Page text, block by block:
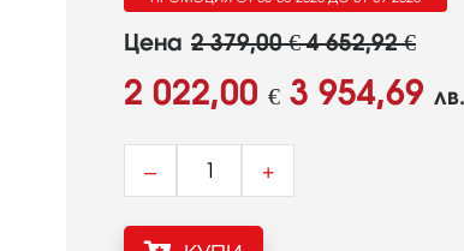
Цена 2 379,00 € 4 652,92 €
2 022,00 € 3 954,69 лв.
– +